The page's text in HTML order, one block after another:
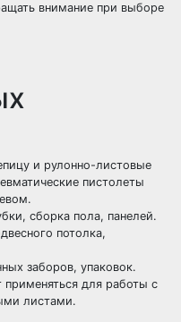
внимание при выборе
и рулонно-листовые
пистолеты
сборка пола, панелей.
потолка,
заборов, упаковок.
для работы с
листами.